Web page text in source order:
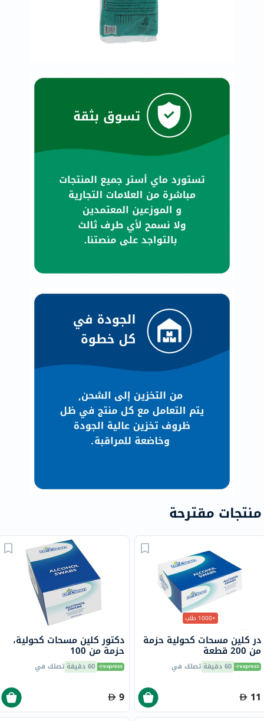
منتجات مقترحة
+1000 طلب
در كلين مسحات كحولية حزمة
من 200 قطعة
60 دقيقة تصلك في
11
دكتور كلين مسحات كحولية،
حزمة من 100
60 دقيقة تصلك في
9